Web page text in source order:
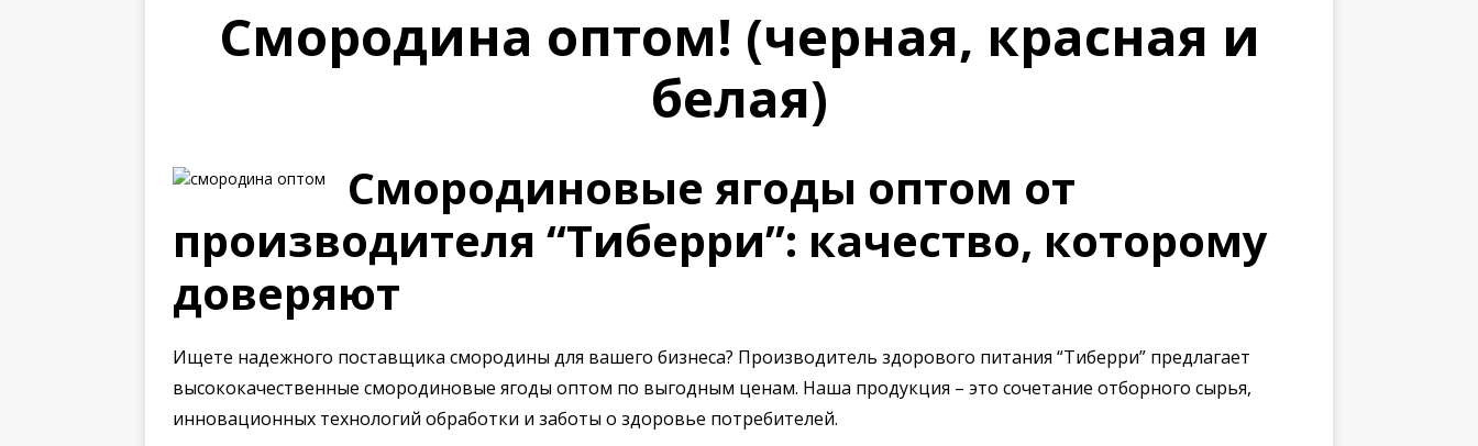
Смородина оптом! (черная, красная и
белая)
Смородиновые ягоды оптом от
производителя “Тиберри”: качество, которому
доверяют
Ищете надежного поставщика смородины для вашего бизнеса? Производитель здорового питания “Тиберри” предлагает
высококачественные смородиновые ягоды оптом по выгодным ценам. Наша продукция – это сочетание отборного сырья,
инновационных технологий обработки и заботы о здоровье потребителей.